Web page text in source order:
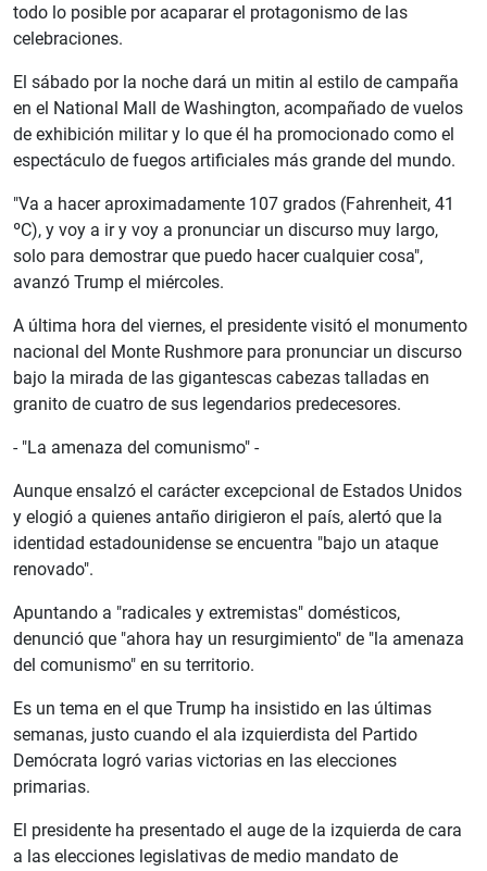
todo lo posible por acaparar el protagonismo de las
celebraciones.
El sábado por la noche dará un mitin al estilo de campaña
en el National Mall de Washington, acompañado de vuelos
de exhibición militar y lo que él ha promocionado como el
espectáculo de fuegos artificiales más grande del mundo.
"Va a hacer aproximadamente 107 grados (Fahrenheit, 41
ºC), y voy a ir y voy a pronunciar un discurso muy largo,
solo para demostrar que puedo hacer cualquier cosa",
avanzó Trump el miércoles.
A última hora del viernes, el presidente visitó el monumento
nacional del Monte Rushmore para pronunciar un discurso
bajo la mirada de las gigantescas cabezas talladas en
granito de cuatro de sus legendarios predecesores.
- "La amenaza del comunismo" -
Aunque ensalzó el carácter excepcional de Estados Unidos
y elogió a quienes antaño dirigieron el país, alertó que la
identidad estadounidense se encuentra "bajo un ataque
renovado".
Apuntando a "radicales y extremistas" domésticos,
denunció que "ahora hay un resurgimiento" de "la amenaza
del comunismo" en su territorio.
Es un tema en el que Trump ha insistido en las últimas
semanas, justo cuando el ala izquierdista del Partido
Demócrata logró varias victorias en las elecciones
primarias.
El presidente ha presentado el auge de la izquierda de cara
a las elecciones legislativas de medio mandato de